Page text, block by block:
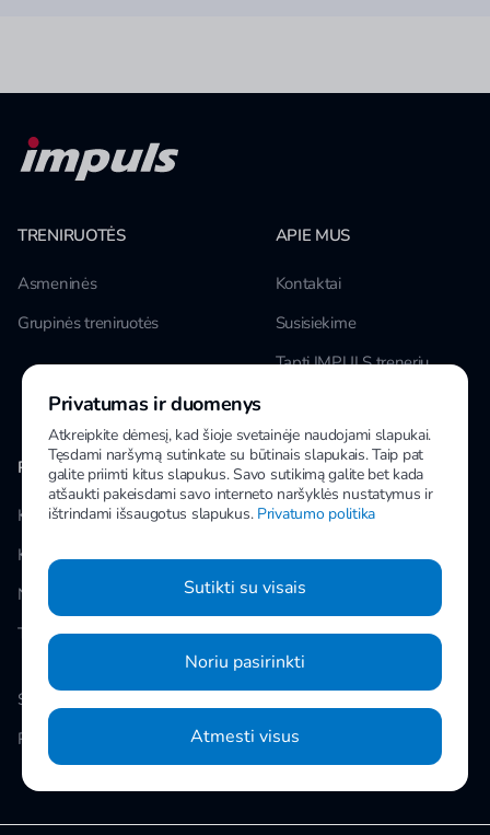
TRENIRUOTĖS
Asmeninės
Grupinės treniruotės
APIE MUS
Kontaktai
Susisiekime
Tapti IMPULS treneriu
PAPILDOMA INFORMACIJA
Klubai
Kainos
Naujienos
Taisyklės
MANO IMPULS
Facebook
Instagram
Slapukų nustatymai
Privatumo politika
Privatumas ir duomenys
Atkreipkite dėmesį, kad šioje svetainėje naudojami slapukai.
Tęsdami naršymą sutinkate su būtinais slapukais. Taip pat
galite priimti kitus slapukus. Savo sutikimą galite bet kada
atšaukti pakeisdami savo interneto naršyklės nustatymus ir
ištrindami išsaugotus slapukus. Privatumo politika
Sutikti su visais
Noriu pasirinkti
Atmesti visus